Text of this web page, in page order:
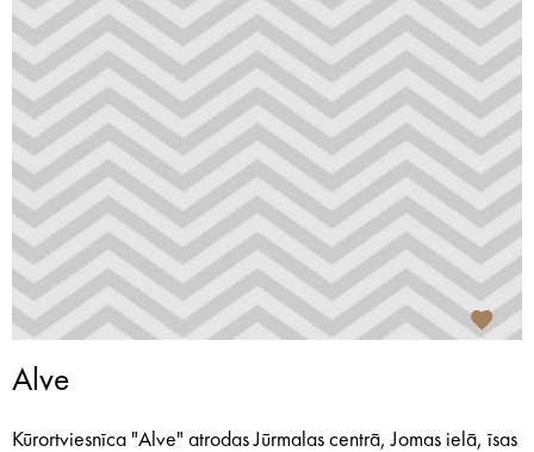
Alve
Kūrortviesnīca "Alve" atrodas Jūrmalas centrā, Jomas ielā, īsas